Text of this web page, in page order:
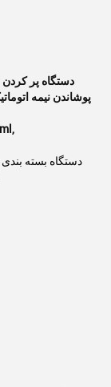
دستگاه پر کردن
,